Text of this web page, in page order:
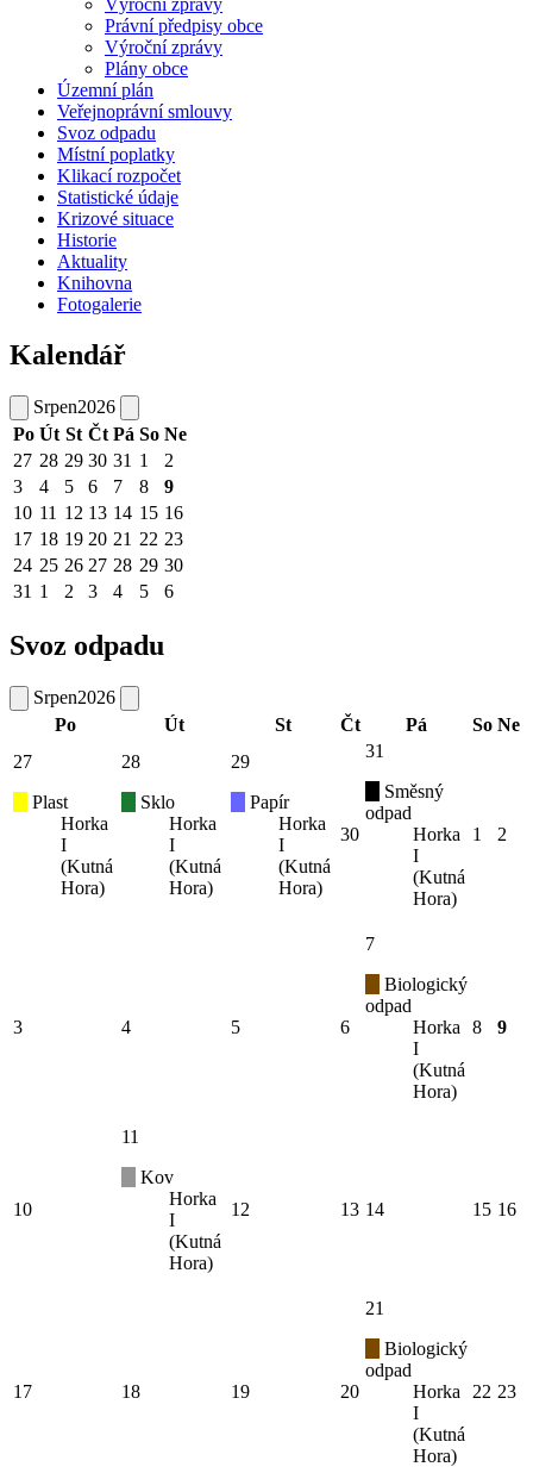
Výroční zprávy
Právní předpisy obce
Výroční zprávy
Plány obce
Územní plán
Veřejnoprávní smlouvy
Svoz odpadu
Místní poplatky
Klikací rozpočet
Statistické údaje
Krizové situace
Historie
Aktuality
Knihovna
Fotogalerie
Kalendář
Srpen2026
Po Út St Čt Pá So Ne
27 28 29 30 31 1
2
3
4 5 6 7 8
9
10 11 12 13 14 15 16
17 18 19 20 21 22 23
24 25 26 27 28 29 30
31 1 2 3 4 5 6
Svoz odpadu
Srpen2026
Po
Út St Čt Pá So Ne
27
Plast
Horka
I
(Kutná
Hora)
28
Sklo
Horka
I
(Kutná
Hora)
29
Papír
Horka
I
(Kutná
Hora)
30
31
Směsný
odpad
Horka
I
(Kutná
Hora)
1 2
3 4 5 6
7
Biologický
odpad
Horka
I
(Kutná
Hora)
8 9
10
11
Kov
Horka
I
(Kutná
Hora)
12 13 14 15 16
17 18 19 20
21
Biologický
odpad
Horka
I
(Kutná
Hora)
22 23